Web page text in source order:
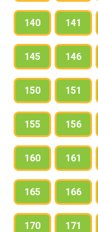
140 141
145 146
150 151
155 156
160 161
165 166
170 171